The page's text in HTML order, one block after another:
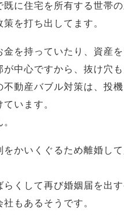
既に住宅を所有する世帯
を打ち出してます。
金を持っていたり、資産
中心ですから、抜け穴
不動産バブル対策は、投
います。
をかいくぐるため離婚し
らくして再び婚姻届を出
もあるそうです。